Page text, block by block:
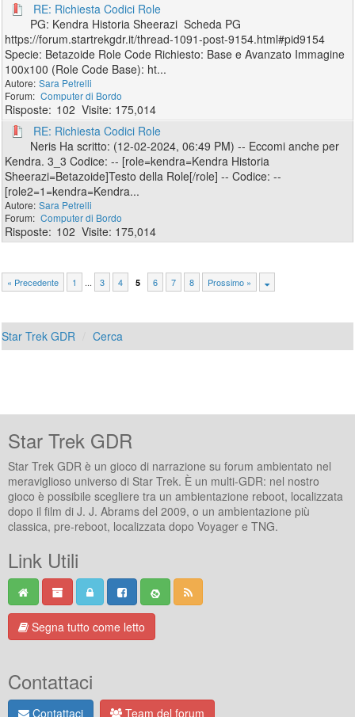
RE: Richiesta Codici Role
PG: Kendra Historia Sheerazi Scheda PG
https://forum.startrekgdr.it/thread-1091-post-9154.html#pid9154
Specie: Betazoide Role Code Richiesto: Base e Avanzato Immagine
100x100 (Role Code Base): ht...
Sara Petrelli
Computer di Bordo
102
175,014
RE: Richiesta Codici Role
Neris Ha scritto: (12-02-2024, 06:49 PM) -- Eccomi anche per
Kendra. 3_3 Codice: -- [role=kendra=Kendra Historia
Sheerazi=Betazoide]Testo della Role[/role] -- Codice: --
[role2=1=kendra=Kendra...
Sara Petrelli
Computer di Bordo
102 175,014
« Precedente 1 ... 3 4 5 6 7 8 Prossimo »
Star Trek GDR Cerca
Star Trek GDR
Star Trek GDR è un gioco di narrazione su forum ambientato nel
meraviglioso universo di Star Trek. È un multi-GDR: nel nostro
gioco è possibile scegliere tra un ambientazione reboot, localizzata
dopo il film di J. J. Abrams del 2009, o un ambientazione più
classica, pre-reboot, localizzata dopo Voyager e TNG.
Link Utili
Segna tutto come letto
Contattaci
Contattaci Team del forum